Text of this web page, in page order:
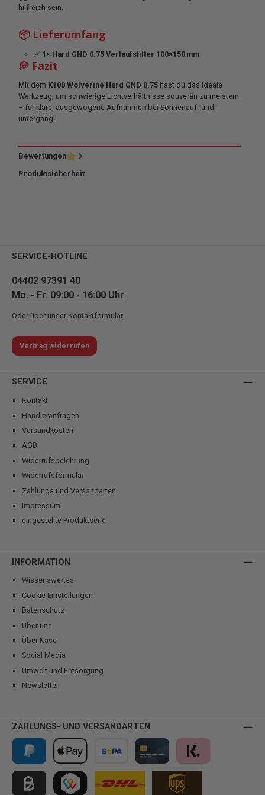
hilfreich sein.
📦 Lieferumfang
✅ 1× Hard GND 0.75 Verlaufsfilter 100×150 mm
💭 Fazit
Mit dem K100 Wolverine Hard GND 0.75 hast du das ideale
Werkzeug, um schwierige Lichtverhältnisse souverän zu meistern
– für klare, ausgewogene Aufnahmen bei Sonnenauf‑ und -
untergang.
Bewertungen
Produktsicherheit
SERVICE-HOTLINE
04402 97391 40
Mo. - Fr. 09:00 - 16:00 Uhr
Oder über unser Kontaktformular.
Vertrag widerrufen
SERVICE
Kontakt
Händleranfragen
Versandkosten
AGB
Widerrufsbelehrung
Widerrufsformular
Zahlungs und Versandarten
Impressum
eingestellte Produktserie
INFORMATION
Wissenswertes
Cookie Einstellungen
Datenschutz
Über uns
Über Kase
Social Media
Umwelt und Entsorgung
Newsletter
ZAHLUNGS- UND VERSANDARTEN
PayPal Apple Pay Vorkasse Kreditkarte Klarna